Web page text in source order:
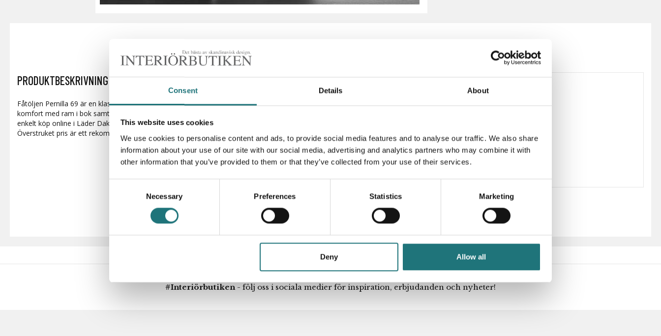
Consent Details About
This website uses cookies
We use cookies to personalise content and ads, to provide social media features and to analyse our traffic. We also share
information about your use of our site with our social media, advertising and analytics partners who may combine it with
other information that you’ve provided to them or that they’ve collected from your use of their services.
Necessary Preferences Statistics Marketing
Deny Allow all
PRODUKTBESKRIVNING
Fåtöljen Pernilla 69 är en klassisk och vacker fåtölj, formgiven av Bruno Mathsson. Skön
komfort med ram i bok samt stark linneväv och stoppad dyna. Här visar vi Pernilla 69 för
enkelt köp online i Läder Dakota. Fotpall finns att köpa till. PRISINFORMATION:
Överstruket pris är ett rekommenderat pris från leverantören
Designer
Bruno Mathsson
#Interiörbutiken- följ oss i sociala medier för inspiration, erbjudanden och nyheter!